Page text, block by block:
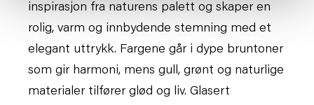
inspirasjon fra naturens palett og skaper en
rolig, varm og innbydende stemning med et
elegant uttrykk. Fargene går i dype bruntoner
som gir harmoni, mens gull, grønt og naturlige
materialer tilfører glød og liv. Glasert